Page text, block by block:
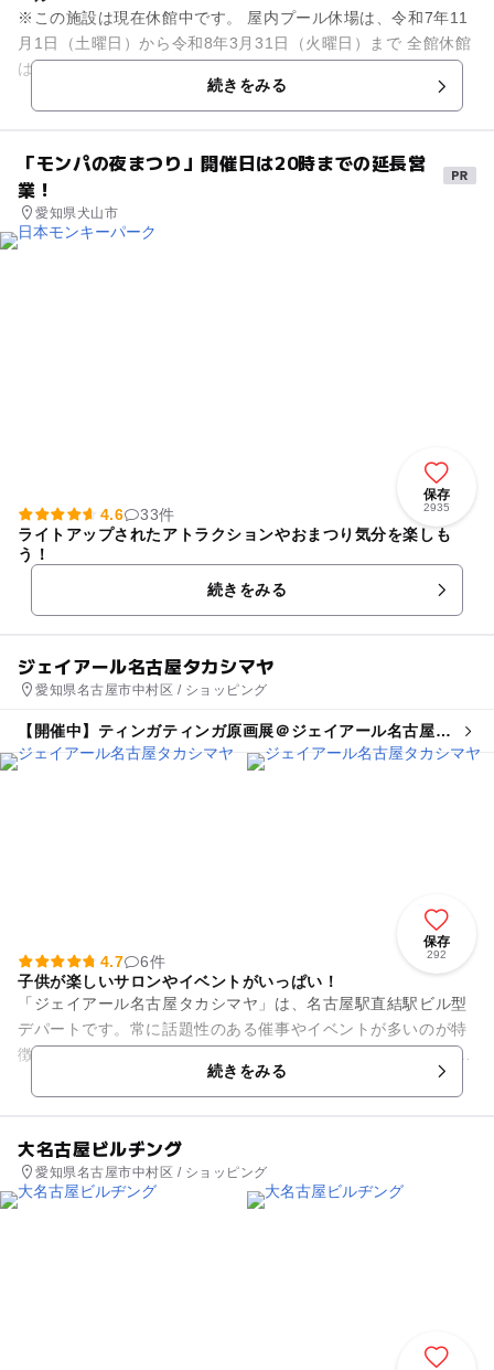
※この施設は現在休館中です。 屋内プール休場は、令和7年11
月1日（土曜日）から令和8年3月31日（火曜日）まで 全館休館
は、令和7年12月1日（日曜日）から令和8年3月31日（火曜
続きをみる
「モンパの夜まつり」開催日は20時までの延長営
業！
愛知県犬山市
保存
2935
4.6
33件
ライトアップされたアトラクションやおまつり気分を楽しも
う！
続きをみる
ジェイアール名古屋タカシマヤ
愛知県名古屋市中村区 / ショッピング
【開催中】ティンガティンガ原画展＠ジェイアール名古屋タ
カシマヤ
保存
292
4.7
6件
子供が楽しいサロンやイベントがいっぱい！
「ジェイアール名古屋タカシマヤ」は、名古屋駅直結駅ビル型
デパートです。常に話題性のある催事やイベントが多いのが特
徴です。フロアは、8Fがベビーこどものフロアになっていて、
子供が飽きずに髪をカット...続きをみる
大名古屋ビルヂング
愛知県名古屋市中村区 / ショッピング